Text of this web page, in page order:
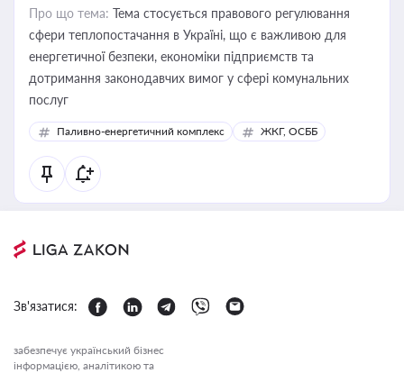
Про що тема: Тема стосується правового регулювання
сфери теплопостачання в Україні, що є важливою для
енергетичної безпеки, економіки підприємств та
дотримання законодавчих вимог у сфері комунальних
послуг
Паливно-енергетичний комплекс ЖКГ, ОСББ
Зв'язатися:
забезпечує український бізнес
інформацією, аналітикою та